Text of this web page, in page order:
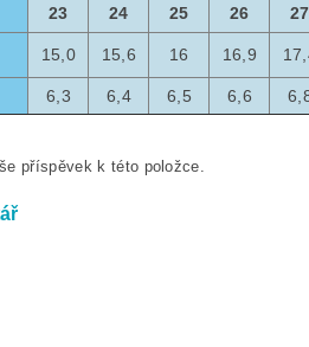
23 24 25 26 27
15,0 15,6 16 16,9
6,3 6,4 6,5 6,6
příspěvek k této položce.